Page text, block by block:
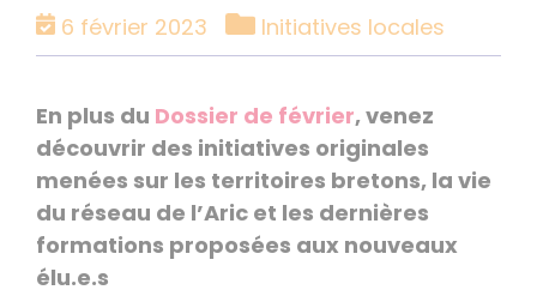
6 février 2023 Catégories
Initiatives locales
En plus du Dossier de février, venez
découvrir des initiatives originales
menées sur les territoires bretons, la vie
du réseau de l’Aric et les dernières
formations proposées aux nouveaux
élu.e.s